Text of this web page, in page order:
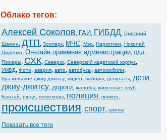
Облако тегов:
Алексей Соколов, ГАИ, ГИБДД, Григорий
Шамин, ДТП, Зоопарк, МЧС, Мэр, Наркотики, Николай
Диденко, Он-лайн приемная администрации, ПДД,
Пожары, СХК, Северск, Северский кадетский корпус,
УМВД, Фото, авария, авто, автобусы, автомобили,
бразильское джиу-джитсу, видео, выборы, депутаты, дети,
джиу-джитсу, дороги, жалобы, животные, клуб
Банзай, люди, пешеходы, полиция, прикол,
происшествия, спорт, школы
Показать все теги